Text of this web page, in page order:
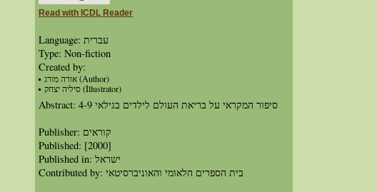
Read with ICDL Reader
Language: עברית
Type: Non-fiction
Created by:
אורה מורג (Author)
סיליה יצחק (Illustrator)
Abstract: סיפור המקראי על בריאת העולם לילדים בגילאי 4-9
Publisher: קוראים
Published: [2000]
Published in: ישראל
Contributed by: בית הספרים הלאומי והאוניברסיטאי